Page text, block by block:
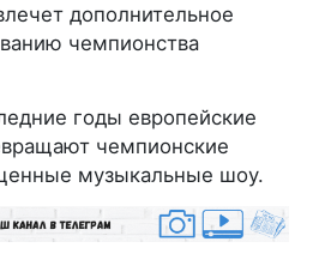
дополнительное
чемпионства
годы европейские
чемпионские
музыкальные шоу.